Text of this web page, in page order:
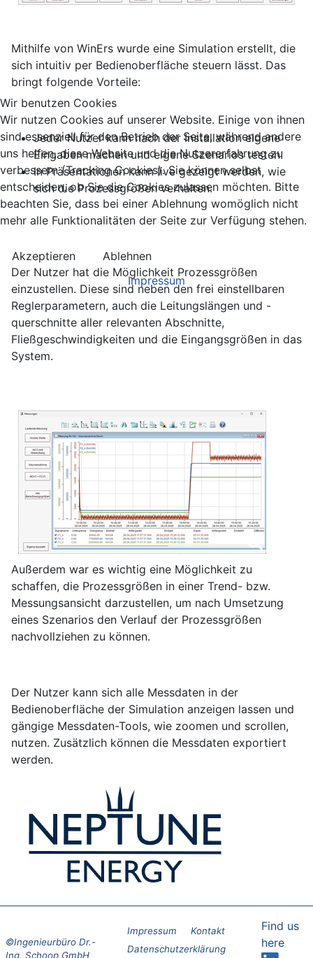
Mithilfe von WinErs wurde eine Simulation erstellt, die
sich intuitiv per Bedienoberfläche steuern lässt. Das
bringt folgende Vorteile:
Jeder Nutzer kann nach der Installation eigene
Eingaben machen und eigene Szenarios testen.
In Präsentationen kann live gezeigt werden, wie
sich die Prozessgrößen verhalten.
Der Nutzer hat die Möglichkeit Prozessgrößen
einzustellen. Diese sind neben den frei einstellbaren
Reglerparametern, auch die Leitungslängen und -
querschnitte aller relevanten Abschnitte,
Fließgeschwindigkeiten und die Eingangsgrößen in das
System.
Außerdem war es wichtig eine Möglichkeit zu
schaffen, die Prozessgrößen in einer Trend- bzw.
Messungsansicht darzustellen, um nach Umsetzung
eines Szenarios den Verlauf der Prozessgrößen
nachvollziehen zu können.
Der Nutzer kann sich alle Messdaten in der
Bedienoberfläche der Simulation anzeigen lassen und
gängige Messdaten-Tools, wie zoomen und scrollen,
nutzen. Zusätzlich können die Messdaten exportiert
werden.
Impressum
Kontakt
Datenschutzerklärung
Find us
here
Wir benutzen Cookies
Wir nutzen Cookies auf unserer Website. Einige von ihnen
sind essenziell für den Betrieb der Seite, während andere
uns helfen, diese Website und die Nutzererfahrung zu
verbessern (Tracking Cookies). Sie können selbst
entscheiden, ob Sie die Cookies zulassen möchten. Bitte
beachten Sie, dass bei einer Ablehnung womöglich nicht
mehr alle Funktionalitäten der Seite zur Verfügung stehen.
Akzeptieren
Ablehnen
Impressum